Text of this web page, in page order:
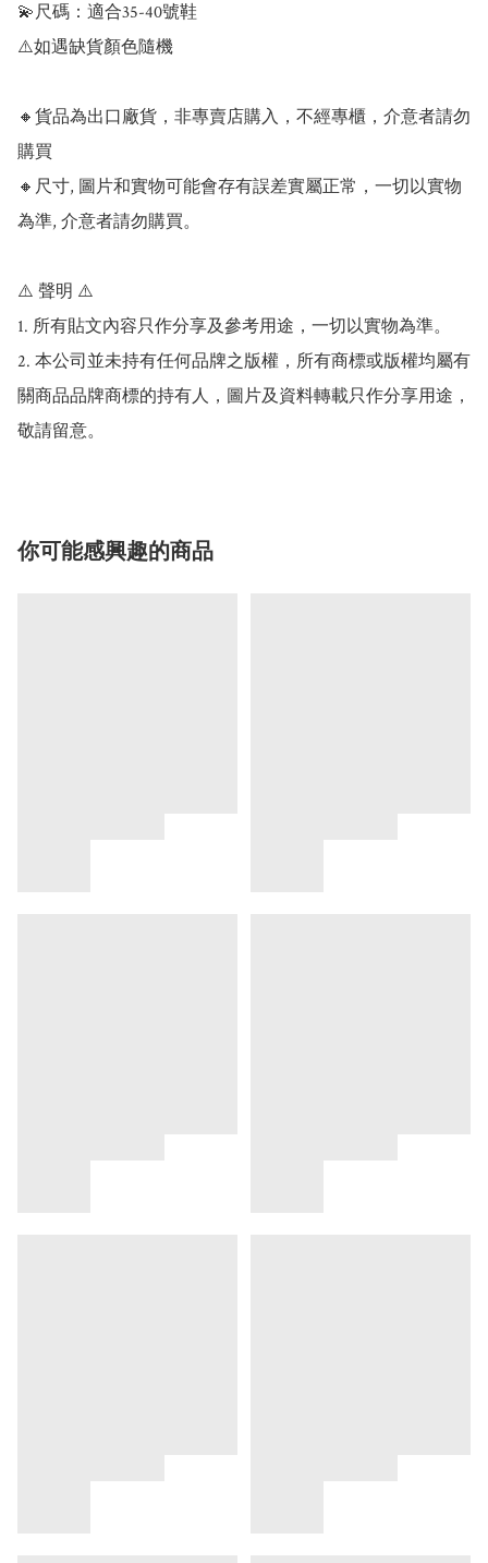
💫尺碼：適合35-40號鞋
⚠️如遇缺貨顏色隨機
🔸貨品為出口廠貨，非專賣店購入，不經專櫃，介意者請勿
購買
🔸尺寸, 圖片和實物可能會存有誤差實屬正常，一切以實物
為準, 介意者請勿購買。
⚠️ 聲明 ⚠️
1. 所有貼文內容只作分享及參考用途，一切以實物為準。
2. 本公司並未持有任何品牌之版權，所有商標或版權均屬有
關商品品牌商標的持有人，圖片及資料轉載只作分享用途，
敬請留意。
你可能感興趣的商品